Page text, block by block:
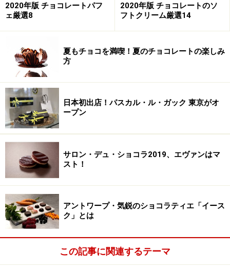
2020年版 チョコレートパフ
ェ厳選8
2020年版 チョコレートのソ
フトクリーム厳選14
夏もチョコを満喫！夏のチョコレートの楽しみ
方
日本初出店！パスカル・ル・ガック 東京がオ
ープン
サロン・デュ・ショコラ2019、エヴァンはマ
スト！
アントワープ・気鋭のショコラティエ「イース
ク」とは
この記事に関連するテーマ